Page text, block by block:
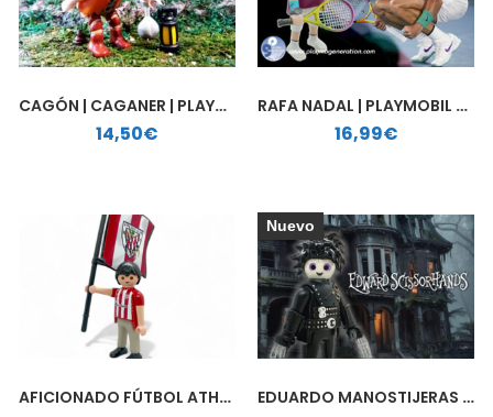
CAGÓN | CAGANER | PLAYMOBIL PERSONALIZADO
14,50€
RAFA NADAL | PLAYMOBIL PERSONALIZADO
16,99€
AFICIONADO FÚTBOL ATHLETIC DE BILBAO | PLAYMOBIL PERSONALIZADO
Nuevo
EDUARDO MANOSTIJERAS | PLAYMOBIL PERSONALIZADO